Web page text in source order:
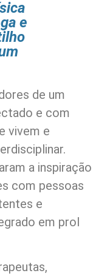
e
de um
e com
vivem e
a inspiração
com pessoas
e
em prol